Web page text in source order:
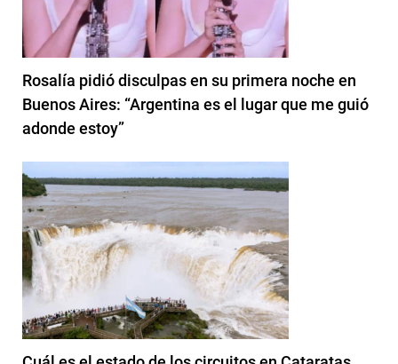
Rosalía pidió disculpas en su primera noche en
Buenos Aires: “Argentina es el lugar que me guió
adonde estoy”